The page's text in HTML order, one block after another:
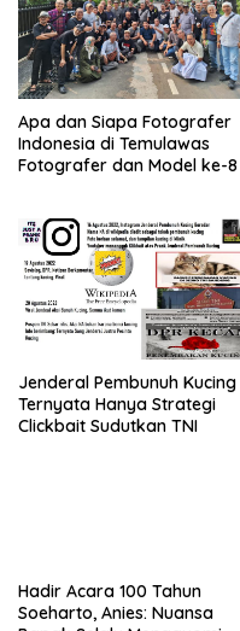
Apa dan Siapa Fotografer
Indonesia di Temulawas
Fotografer dan Model ke-8
Jenderal Pembunuh Kucing
Ternyata Hanya Strategi
Clickbait Sudutkan TNI
Hadir Acara 100 Tahun
Soeharto, Anies: Nuansa